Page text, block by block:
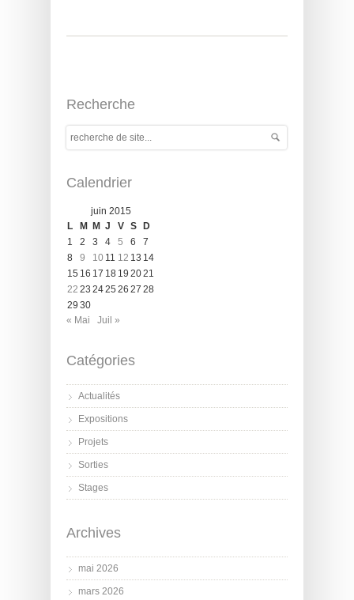
Recherche
Calendrier
juin 2015
L
M M J V S D
1
2 3 4 5 6
7
8
9 10 11 12 13 14
15 16 17 18 19 2021
22 23 2425 26 27 28
29 30
« Mai
Juil »
Catégories
Actualités
Expositions
Projets
Sorties
Stages
Archives
mai 2026
mars 2026